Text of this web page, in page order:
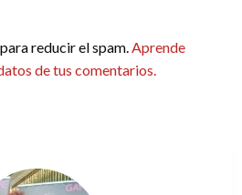
reducir el spam.Aprende
de tus comentarios.